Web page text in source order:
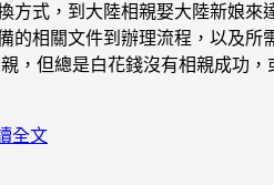
方式，到大陸相親娶大陸新娘
的相關文件到辦理流程，以及
，但總是白花錢沒有相親成功
全文